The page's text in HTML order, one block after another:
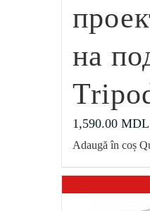
на
1,590.00 MDL
Adaugă în coș